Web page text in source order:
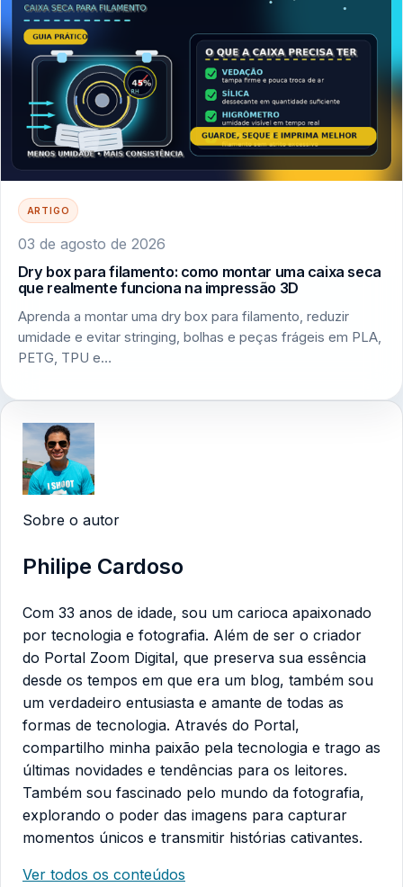
ARTIGO
03 de agosto de 2026
Dry box para filamento: como montar uma caixa seca
que realmente funciona na impressão 3D
Aprenda a montar uma dry box para filamento, reduzir
umidade e evitar stringing, bolhas e peças frágeis em PLA,
PETG, TPU e…
Sobre o autor
Philipe Cardoso
Com 33 anos de idade, sou um carioca apaixonado
por tecnologia e fotografia. Além de ser o criador
do Portal Zoom Digital, que preserva sua essência
desde os tempos em que era um blog, também sou
um verdadeiro entusiasta e amante de todas as
formas de tecnologia. Através do Portal,
compartilho minha paixão pela tecnologia e trago as
últimas novidades e tendências para os leitores.
Também sou fascinado pelo mundo da fotografia,
explorando o poder das imagens para capturar
momentos únicos e transmitir histórias cativantes.
Ver todos os conteúdos